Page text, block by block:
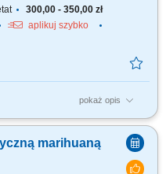
300,00 - 350,00 zł
aplikuj szybko
pokaż opis
specjalizującą się w medycznej
doświadczonych
są otwarci na rozwój oraz
zespołu jako tzn. Lekarz...
marihuaną